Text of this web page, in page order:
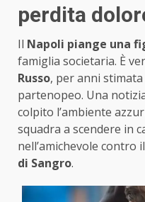
perdita
Il Napoli piange una
famiglia societaria. È
Russo, per anni
partenopeo. Una
colpito l’ambiente
squadra a scendere in
nell’amichevole contro il
di Sangro.